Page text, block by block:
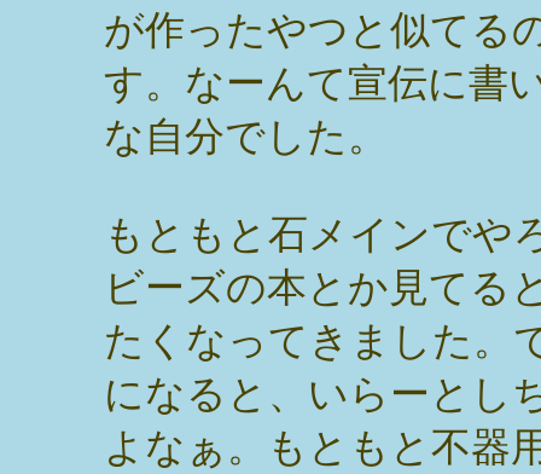
が作ったやつと似てる
す。なーんて宣伝に書
な自分でした。
もともと石メインでや
ビーズの本とか見てる
たくなってきました。
になると、いらーとし
よなぁ。もともと不器